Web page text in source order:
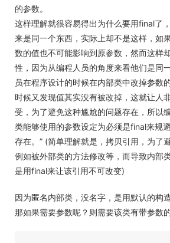
的参数。
这样理解就很容易得出为什么要用final了
来是同一个东西，实际上却不是这样，如
数的值也不可能影响到原参数，然而这样
性，因为从编程人员的角度来看他们是同
员在程序设计的时候在内部类中改掉参数
时候又发现值其实没有被改掉，这就让人
受，为了避免这种尴尬的问题存在，所以
类能够使用的参数设定为必须是final来规
存在。” (简单理解就是，拷贝引用，为了
例如被外部类的方法修改等，而导致内部
是用final来让该引用不可改变)
因为匿名内部类，没名字，是用默认的构
那如果需要参数呢？则需要该类有带参数